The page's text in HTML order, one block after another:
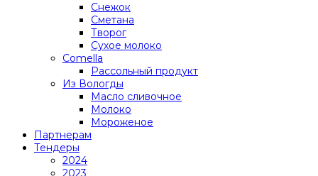
Снежок
Сметана
Творог
Сухое молоко
Comеlla
Рассольный продукт
Из Вологды
Масло сливочное
Молоко
Мороженое
Партнерам
Тендеры
2024
2023